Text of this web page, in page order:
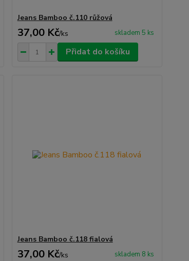
Jeans Bamboo č.110 růžová
37,00 Kč/ks skladem 5 ks
Přidat do košíku
Jeans Bamboo č.118 fialová
37,00 Kč/ks skladem 8 ks